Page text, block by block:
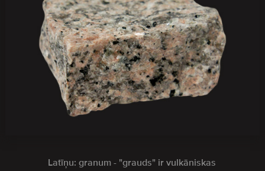
Latīņu: granum - "grauds" ir vulkāniskas